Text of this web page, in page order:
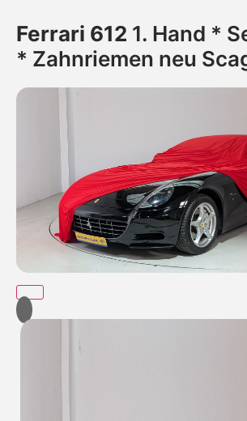
Ferrari 612 1. Hand *
* Zahnriemen neu